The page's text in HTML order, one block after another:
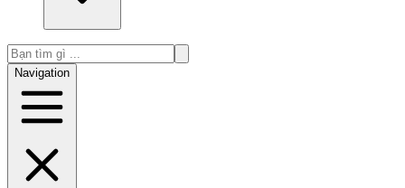
Navigation